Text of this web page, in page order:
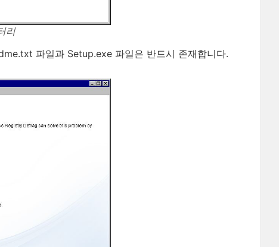
리
파일과 Setup.exe 파일은 반드시 존재합니다.